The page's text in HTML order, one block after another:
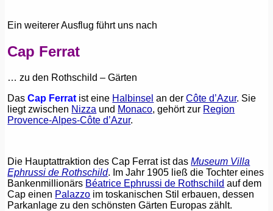
Ein weiterer Ausflug führt uns nach
Cap Ferrat
… zu den Rothschild – Gärten
DasCap Ferrat ist eine Halbinsel an derCôte d’Azur. Sie
liegt zwischen Nizza und Monaco, gehört zur Region
Provence-Alpes-Côte d’Azur.
Die Hauptattraktion des Cap Ferrat ist dasMuseum Villa
Ephrussi de Rothschild. Im Jahr 1905 ließ die Tochter eines
Bankenmillionärs Béatrice Ephrussi de Rothschild auf dem
Cap einen Palazzo im toskanischen Stil erbauen, dessen
Parkanlage zu den schönsten Gärten Europas zählt.